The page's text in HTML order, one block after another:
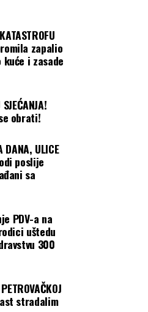
zapalio
i zasade
obrati!
DANA, ULICE
poslije
sa
PDV-a na
uštedu
300
stradalim